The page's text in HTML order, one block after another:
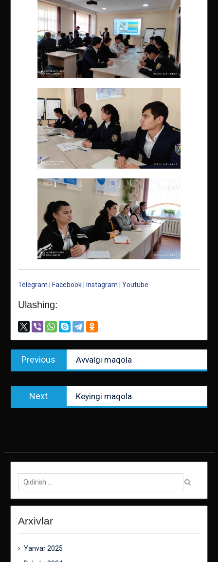
Telegram Facebook| Instagram Youtube
Ulashing:
Post
menyusi
Previous
post:
Avvalgi maqola
Next
post:
Keyingi maqola
Qidirish:
Arxivlar
Yanvar 2025